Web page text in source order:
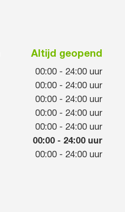
Altijd geopend
00:00 - 24:00 uur
00:00 - 24:00 uur
00:00 - 24:00 uur
00:00 - 24:00 uur
00:00 - 24:00 uur
00:00 - 24:00 uur
00:00 - 24:00 uur